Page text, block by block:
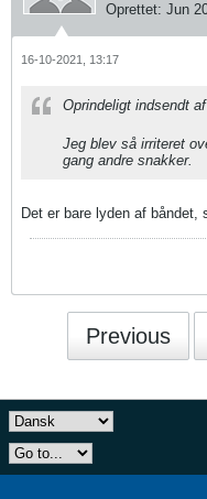
Oprettet: Jun
16-10-2021, 13:17
Oprindeligt indsendt af
Jeg blev så irriteret
gang andre snakker.
Det er bare lyden af båndet,
Previous